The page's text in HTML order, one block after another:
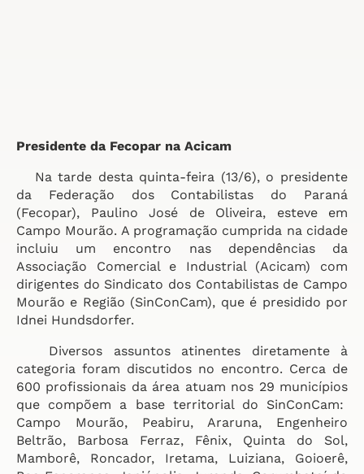
Presidente da Fecopar na Acicam
Na tarde desta quinta-feira (13/6), o presidente
da Federação dos Contabilistas do Paraná
(Fecopar), Paulino José de Oliveira, esteve em
Campo Mourão. A programação cumprida na cidade
incluiu um encontro nas dependências da
Associação Comercial e Industrial (Acicam) com
dirigentes do Sindicato dos Contabilistas de Campo
Mourão e Região (SinConCam), que é presidido por
Idnei Hundsdorfer.
Diversos assuntos atinentes diretamente à
categoria foram discutidos no encontro. Cerca de
600 profissionais da área atuam nos 29 municípios
que compõem a base territorial do SinConCam:
Campo Mourão, Peabiru, Araruna, Engenheiro
Beltrão, Barbosa Ferraz, Fênix, Quinta do Sol,
Mamborê, Roncador, Iretama, Luiziana, Goioerê,